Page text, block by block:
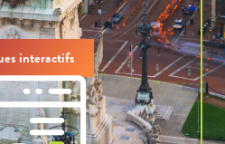
interactifs